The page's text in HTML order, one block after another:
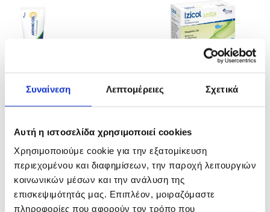
Συναίνεση Λεπτομέρειες Σχετικά
Αυτή η ιστοσελίδα χρησιμοποιεί cookies
Χρησιμοποιούμε cookie για την εξατομίκευση
περιεχομένου και διαφημίσεων, την παροχή λειτουργιών
κοινωνικών μέσων και την ανάλυση της
επισκεψιμότητάς μας. Επιπλέον, μοιραζόμαστε
πληροφορίες που αφορούν τον τρόπο που
Arthro Cel™
τεχνολογίας CEL
BIOtechnology
Ιατροτεχνολογικά